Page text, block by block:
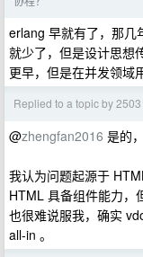
erlang 早就有了，那几
就少了，但是设计思想
更早，但是在并发领域
Replied to a topic by 2503
@zhengfan2016 是的
我认为问题起源于
HTML 具备组件能力，
也很难说服我，确实
all-in 。